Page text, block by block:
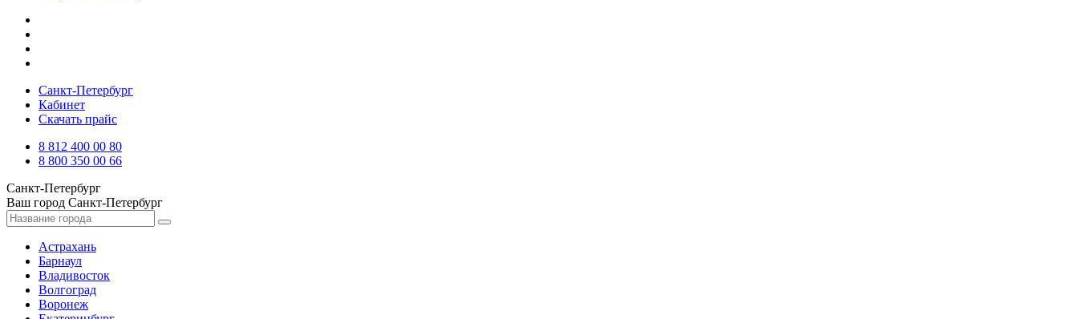
Санкт-Петербург
Кабинет
Скачать прайс
8 812 400 00 80
8 800 350 00 66
Санкт-Петербург
Ваш город Санкт-Петербург
Астрахань
Барнаул
Владивосток
Волгоград
Воронеж